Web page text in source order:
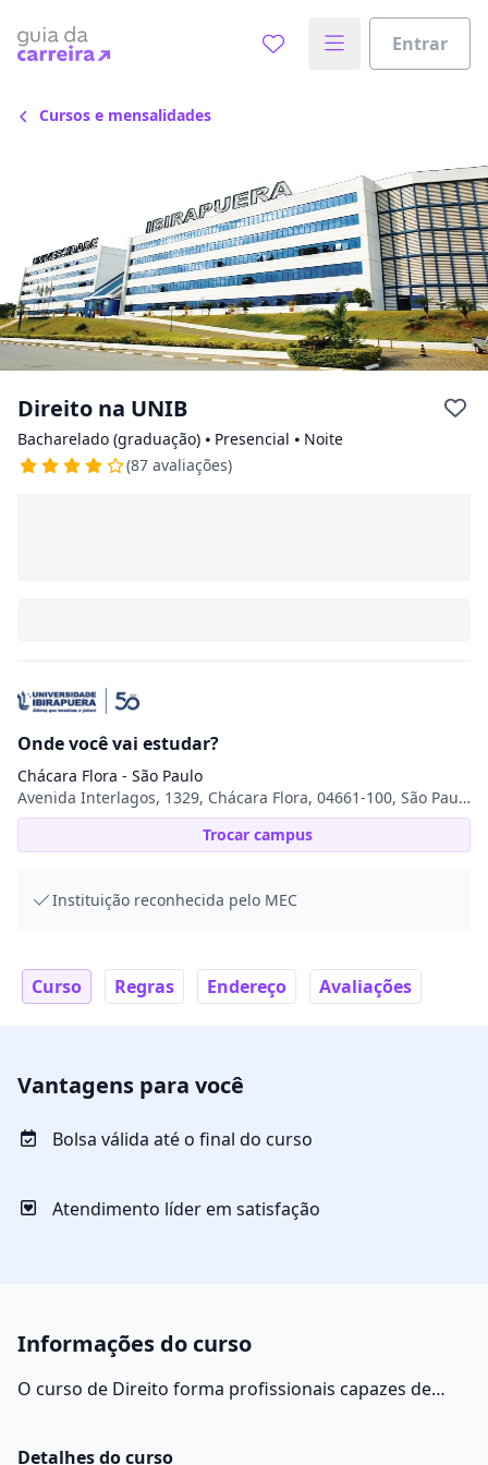
Entrar
Cursos e mensalidades
Direito na UNIB
Bacharelado (graduação) ⦁ Presencial ⦁ Noite
(87 avaliações)
Onde você vai estudar?
Chácara Flora - São Paulo
Avenida Interlagos, 1329, Chácara Flora, 04661-100, São Paulo, SP
Trocar campus
Escolha de unidade
Distâncias calculadas à partir de São Paulo, SP.
Ops! Não encontramos nenhuma
unidade
Verifique se digitou corretamente, ou experimente
buscar por outras unidades.
Escolher unidade
Instituição reconhecida pelo MEC
Curso Regras Endereço Avaliações
Vantagens para você
Bolsa válida até o final do curso
Atendimento líder em satisfação
Informações do curso
O curso de Direito forma profissionais capazes de
Detalhes do curso